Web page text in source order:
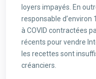
loyers impayés. En
responsable d’environ
à COVID contractées
récents pour vendre
les recettes sont
créanciers.